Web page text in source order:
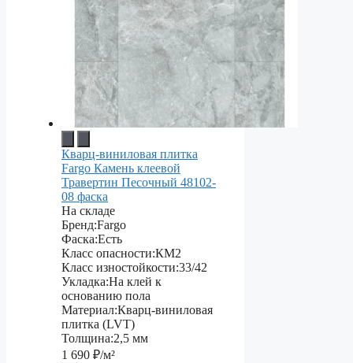
Кварц-виниловая плитка
Fargo Камень клеевой
Травертин Песочный 48102-
08 фаска
На складе
Бренд:Fargo
Фаска:Есть
Класс опасности:КМ2
Класс изностойкости:33/42
Укладка:На клей к
основанию пола
Материал:Кварц-виниловая
плитка (LVT)
Толщина:2,5 мм
1 690 ₽/м²